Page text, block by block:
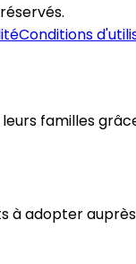
Conditions
familles
à adopter